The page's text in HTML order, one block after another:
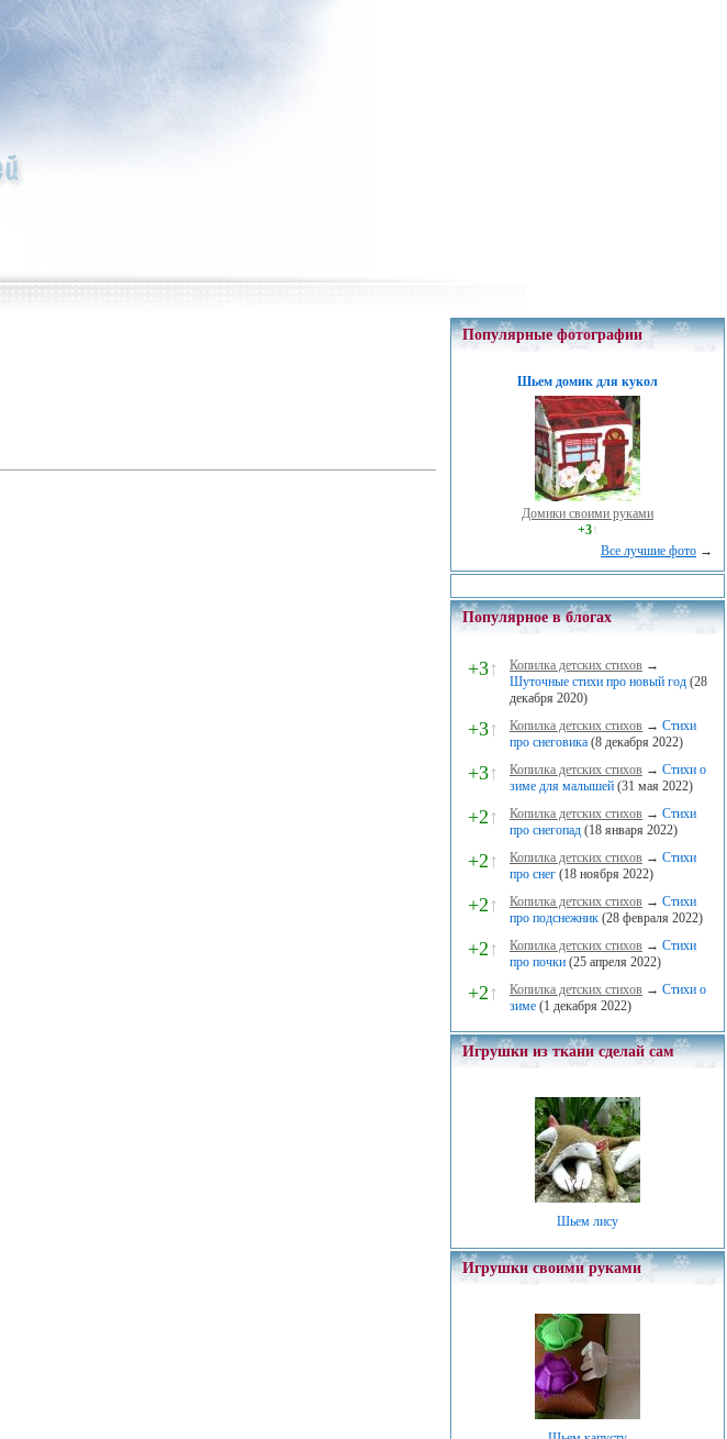
Популярные фотографии
Шьем домик для кукол
Домики своими руками
+3↑
Все лучшие фото →
Популярное в блогах
+3↑ Копилка детских стихов →
Шуточные стихи про новый год (28
декабря 2020)
+3↑ Копилка детских стихов → Стихи
про снеговика (8 декабря 2022)
+3↑ Копилка детских стихов → Стихи о
зиме для малышей (31 мая 2022)
+2↑ Копилка детских стихов → Стихи
про снегопад (18 января 2022)
+2↑ Копилка детских стихов → Стихи
про снег (18 ноября 2022)
+2↑ Копилка детских стихов → Стихи
про подснежник (28 февраля 2022)
+2↑ Копилка детских стихов → Стихи
про почки (25 апреля 2022)
+2↑ Копилка детских стихов → Стихи о
зиме (1 декабря 2022)
Игрушки из ткани сделай сам
Шьем лису
Игрушки своими руками